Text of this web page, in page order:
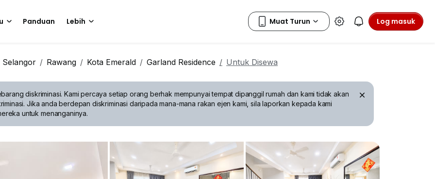
Panduan Lebih Log masuk
Selangor Rawang Kota Emerald Garland Residence Untuk Disewa
diskriminasi.Kami percaya setiap orang berhak mempunyai tempat dipanggil rumah dan kami tidak akan
Jika anda berdepan diskriminasi daripada mana-mana rakan ejen kami, sila laporkan kepada kami
untuk menanganinya.